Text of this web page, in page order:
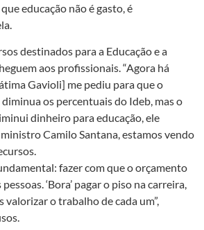
educação não é gasto, é
destinados para a Educação e a
aos profissionais. “Agora há
Gavioli] me pediu para que o
os percentuais do Ideb, mas o
dinheiro para educação, ele
Camilo Santana, estamos vendo
fazer com que o orçamento
‘Bora’ pagar o piso na carreira,
valorizar o trabalho de cada um”,